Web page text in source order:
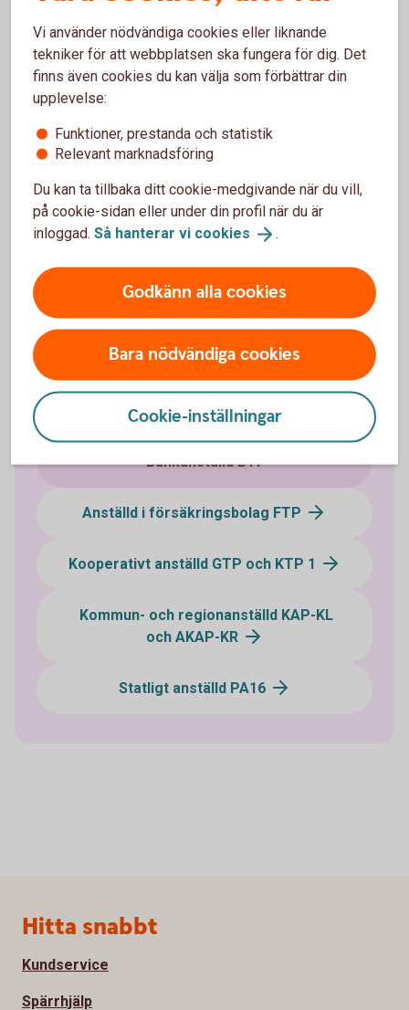
Välj vår fondförsäkring
Vi vill gärna hjälpa dig med pensionsvalet för din
tjänstepension.
Vilket avtalsområde tillhör du?
Privatanställd tjänsteman ITP
Privatanställd tjänsteman ITPK
Bankanställd BTP
Anställd i försäkringsbolag FTP
Kooperativt anställd GTP och KTP 1
Kommun- och regionanställd KAP-KL
och AKAP-KR
Statligt anställd PA16
Vi använder nödvändiga cookies eller liknande
tekniker för att webbplatsen ska fungera för dig. Det
finns även cookies du kan välja som förbättrar din
upplevelse:
Funktioner, prestanda och statistik
Relevant marknadsföring
Du kan ta tillbaka ditt cookie-medgivande när du vill,
på cookie-sidan eller under din profil när du är
inloggad. Så hanterar vi cookies .
Godkänn alla cookies
Bara nödvändiga cookies
Cookie-inställningar
Sidfot
Hitta snabbt
Kundservice
Spärrhjälp